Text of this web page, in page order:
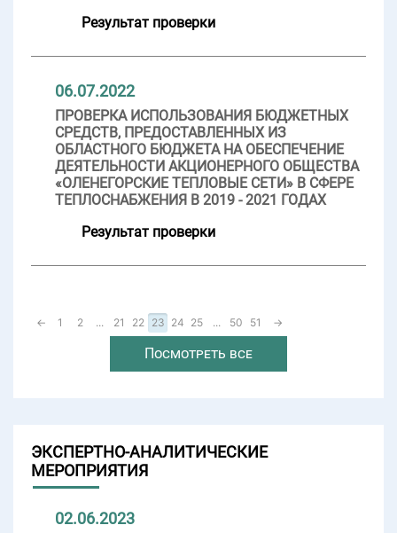
Результат проверки
06.07.2022
ПРОВЕРКА ИСПОЛЬЗОВАНИЯ БЮДЖЕТНЫХ
СРЕДСТВ, ПРЕДОСТАВЛЕННЫХ ИЗ
ОБЛАСТНОГО БЮДЖЕТА НА ОБЕСПЕЧЕНИЕ
ДЕЯТЕЛЬНОСТИ АКЦИОНЕРНОГО ОБЩЕСТВА
«ОЛЕНЕГОРСКИЕ ТЕПЛОВЫЕ СЕТИ» В СФЕРЕ
ТЕПЛОСНАБЖЕНИЯ В 2019 - 2021 ГОДАХ
Результат проверки
← 1 2 ... 21 22 23 24 25 ... 50 51 →
Посмотреть все
ЭКСПЕРТНО-АНАЛИТИЧЕСКИЕ
МЕРОПРИЯТИЯ
02.06.2023